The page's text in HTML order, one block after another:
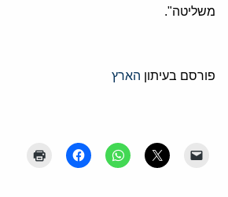
משליטה".
פורסם בעיתון הארץ